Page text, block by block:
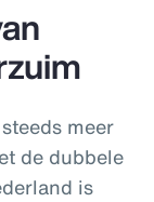
meer
de dubbele
is